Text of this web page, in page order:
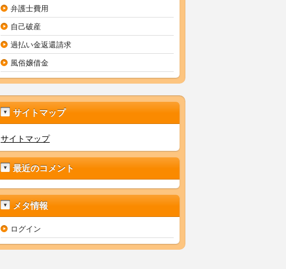
弁護士費用
自己破産
過払い金返還請求
風俗嬢借金
サイトマップ
サイトマップ
最近のコメント
メタ情報
ログイン